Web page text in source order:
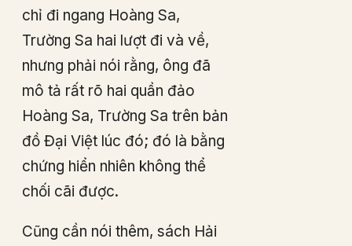
chỉ đi ngang Hoàng Sa,
Trường Sa hai lượt đi và về,
nhưng phải nói rằng, ông đã
mô tả rất rõ hai quần đảo
Hoàng Sa, Trường Sa trên bản
đồ Đại Việt lúc đó; đó là bằng
chứng hiển nhiên không thể
chối cãi được.
Cũng cần nói thêm, sách Hải